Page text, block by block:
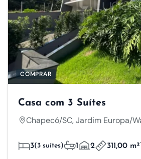
COMPRAR
Casa com 3 Suítes
Chapecó/SC, Jardim Europa/
3(3 suítes) 1 2 311,00 m²